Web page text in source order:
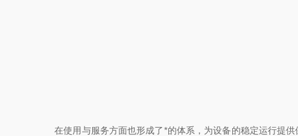
在使用与服务方面也形成了*的体系，为设备的稳定运行提供